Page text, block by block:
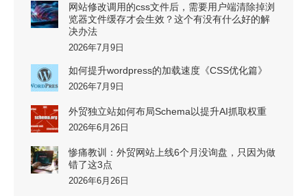
网站修改调用的css文件后，需要用户端清除掉浏
览器文件缓存才会生效？这个有没有什么好的解
决办法
2026年7月9日
如何提升wordpress的加载速度《CSS优化篇》
2026年7月9日
外贸独立站如何布局Schema以提升AI抓取权重
2026年6月26日
惨痛教训：外贸网站上线6个月没询盘，只因为做
错了这3点
2026年6月26日